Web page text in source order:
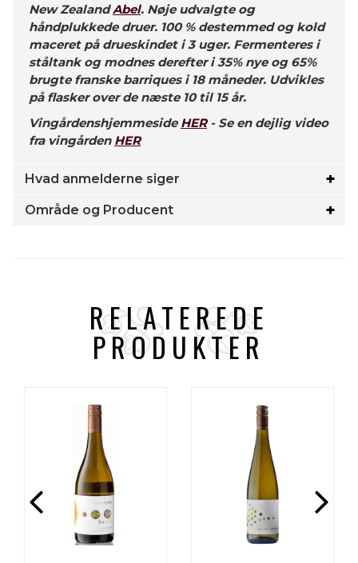
New ZealandAbel. Nøje udvalgte og
håndplukkede druer. 100 % destemmed og kold
maceret på drueskindet i 3 uger. Fermenteres i
ståltank og modnes derefter i 35% nye og 65%
brugte franske barriques i 18 måneder. Udvikles
på flasker over de næste 10 til 15 år.
Vingårdenshjemmeside HER- Se en dejlig video
fra vingården HER
Hvad anmelderne siger
Område og Producent
RELATEREDE
PRODUKTER